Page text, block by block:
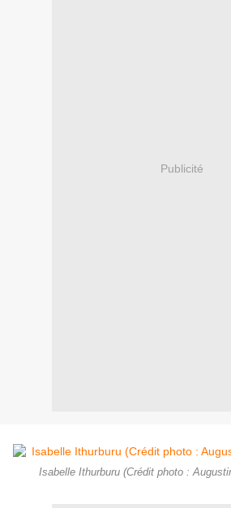
Publicité
Isabelle Ithurburu (Crédit photo :